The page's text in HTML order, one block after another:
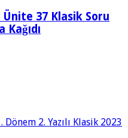
Ünite 37 Klasik Soru
Kağıdı